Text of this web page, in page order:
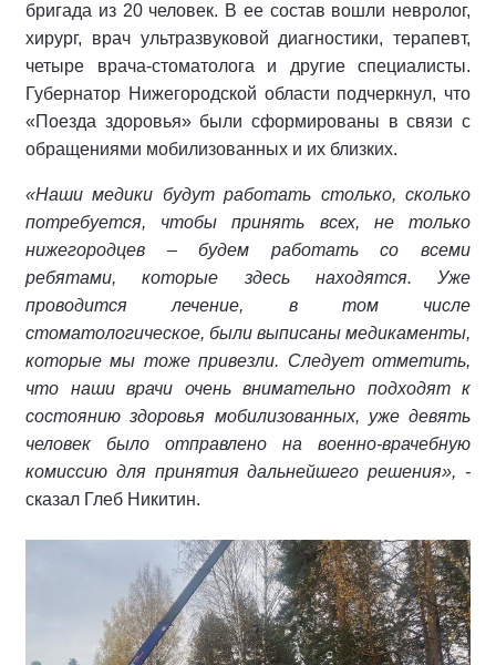
бригада из 20 человек. В ее состав вошли невролог,
хирург, врач ультразвуковой диагностики, терапевт,
четыре врача-стоматолога и другие специалисты.
Губернатор Нижегородской области подчеркнул, что
«Поезда здоровья» были сформированы в связи с
обращениями мобилизованных и их близких.
«Наши медики будут работать столько, сколько
потребуется, чтобы принять всех, не только
нижегородцев – будем работать со всеми
ребятами, которые здесь находятся. Уже
проводится лечение, в том числе
стоматологическое, были выписаны медикаменты,
которые мы тоже привезли. Следует отметить,
что наши врачи очень внимательно подходят к
состоянию здоровья мобилизованных, уже девять
человек было отправлено на военно-врачебную
комиссию для принятия дальнейшего решения», -
сказал Глеб Никитин.